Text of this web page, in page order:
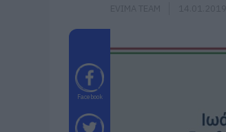
Facebook